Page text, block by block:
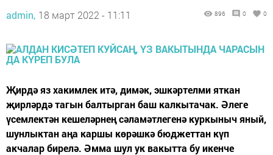
admin, 18 март 2022 - 11:11 896 0 0
Җирдә яз хакимлек итә, димәк, эшкәртелми яткан
җирләрдә тагын балтырган баш калкытачак. Әлеге
үсемлектән кешеләрнең сәламәтлегенә куркыныч яный,
шунлыктан аңа каршы көрәшкә бюджеттан күп
акчалар бирелә. Әмма шул ук вакытта бу икенче